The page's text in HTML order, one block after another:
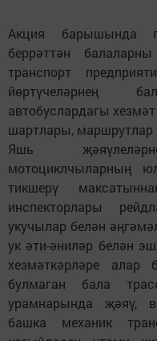
Акция барышында
беррәттән
транспорт
йөртүчеләрнең
автобуслардагы
шартлары, маршрутлар
Яшь
мотоциклчыларның
тикшерү
инспекторлары
укучылар белән
ук әти-әниләр белән
хезмәткәрләре
булмаган бала
урамнарында җәяү,
башка механик